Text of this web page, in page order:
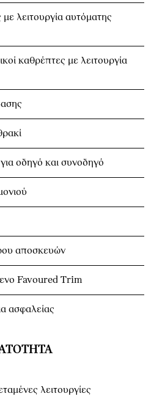
λειτουργία αυτόματης
καθρέπτες με λειτουργία
οδηγό και συνοδηγό
αποσκευών
Favoured Trim
ασφαλείας
λειτουργίες